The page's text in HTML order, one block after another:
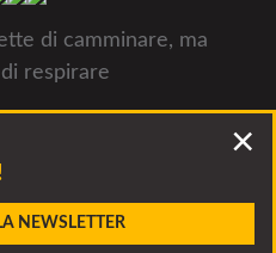
di camminare, ma
respirare
10, 20900 Monza P.IVA
NEWSLETTER